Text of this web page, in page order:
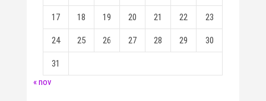
17 18 19 20 21 22 23
24 25 26 27 28 29 30
31
« nov